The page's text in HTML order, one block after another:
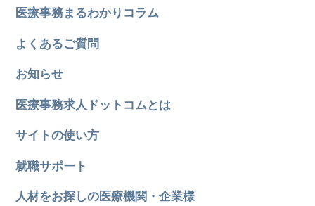
医療事務まるわかりコラム
よくあるご質問
お知らせ
医療事務求人ドットコムとは
サイトの使い方
就職サポート
人材をお探しの医療機関・企業様